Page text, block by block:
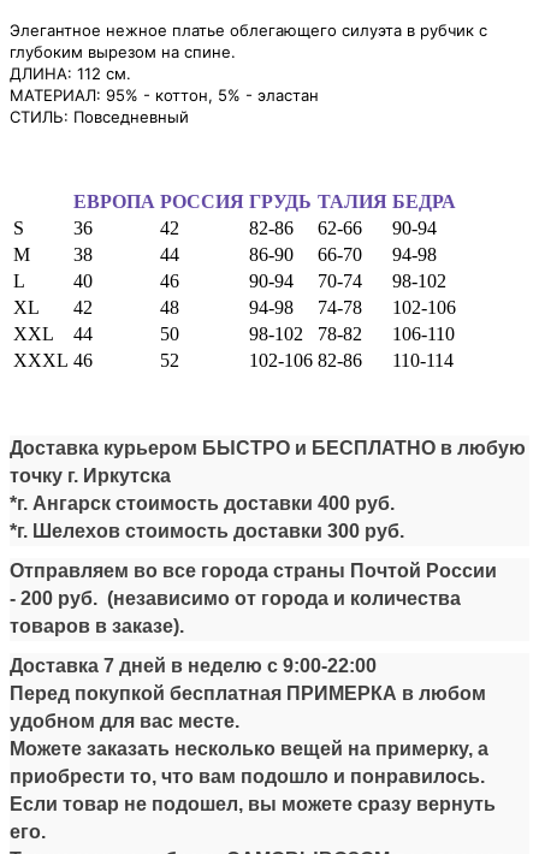
Элегантное нежное платье облегающего силуэта в рубчик с
глубоким вырезом на спине.
ДЛИНА: 112 см.
МАТЕРИАЛ: 95% - коттон, 5% - эластан
СТИЛЬ: Повседневный
ЕВРОПА РОССИЯ ГРУДЬ ТАЛИЯ БЕДРА
S
36 42 82-86 62-66
90-94
M
38 44 86-90 66-70
94-98
L
40 46 90-94 70-74
98-102
XL
42 48 94-98 74-78
102-106
XXL
44 50 98-102 78-82
106-110
XXXL 46 52 102-106 82-86 110-114
Доставка курьером БЫСТРО и БЕСПЛАТНО в любую
точку г. Иркутска
*г. Ангарск стоимость доставки 400 руб.
*г. Шелехов стоимость доставки 300 руб.
Отправляем во все города страны Почтой России
- 200 руб. (независимо от города и количества
товаров в заказе).
Доставка 7 дней в неделю с 9:00-22:00
Перед покупкой бесплатная ПРИМЕРКА в любом
удобном для вас месте.
Можете заказать несколько вещей на примерку, а
приобрести то, что вам подошло и понравилось.
Если товар не подошел, вы можете сразу вернуть
его.